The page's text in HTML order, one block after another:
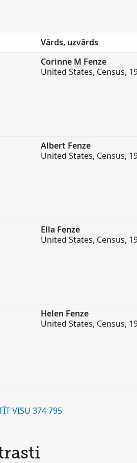
Vārds, uzvārds
Corinne M Fenze
United States, Census,
Albert Fenze
United States, Census,
Ella Fenze
United States, Census,
Helen Fenze
United States, Census,
VISU 374 795